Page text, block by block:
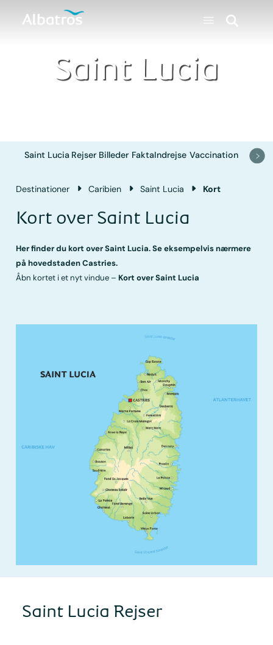
Saint Lucia
Saint Lucia Rejser Billeder FaktaIndrejse Vaccination
Destinationer Caribien Saint Lucia Kort
Kort over Saint Lucia
Her finder du kort over Saint Lucia. Se eksempelvis nærmere
på hovedstaden Castries.
Åbn kortet i et nyt vindue – Kort over Saint Lucia
Saint Lucia Rejser